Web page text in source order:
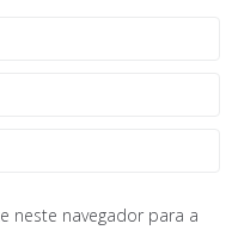
neste navegador para a